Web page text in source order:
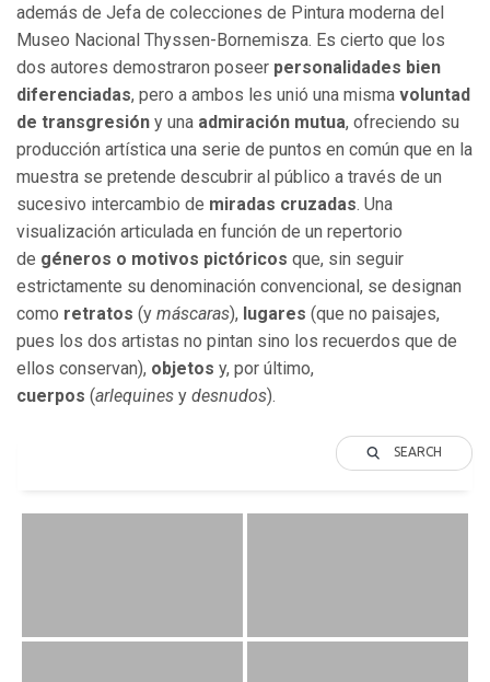
además de Jefa de colecciones de Pintura moderna del
Museo Nacional Thyssen-Bornemisza. Es cierto que los
dos autores demostraron poseer personalidades bien
diferenciadas, pero a ambos les unió una misma voluntad
de transgresión y una admiración mutua, ofreciendo su
producción artística una serie de puntos en común que en la
muestra se pretende descubrir al público a través de un
sucesivo intercambio de miradas cruzadas. Una
visualización articulada en función de un repertorio
de géneros o motivos pictóricos que, sin seguir
estrictamente su denominación convencional, se designan
como retratos (y máscaras), lugares (que no paisajes,
pues los dos artistas no pintan sino los recuerdos que de
ellos conservan), objetos y, por último,
cuerpos (arlequines y desnudos).
SEARCH